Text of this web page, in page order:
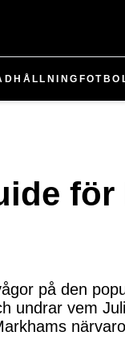
för
på den
undrar vem